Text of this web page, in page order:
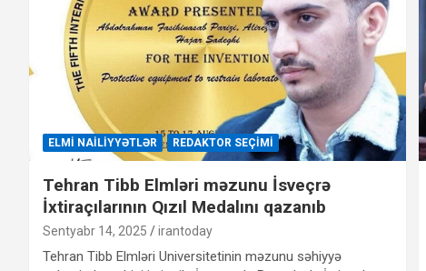
ELMI NAILIYYƏTLƏR REDAKTOR SEÇIMI
Tehran Tibb Elmləri məzunu İsveçrə
İxtiraçılarının Qızıl Medalını qazanıb
Sentyabr 14, 2025 irantoday
Tehran Tibb Elmləri Universitetinin məzunu səhiyyə